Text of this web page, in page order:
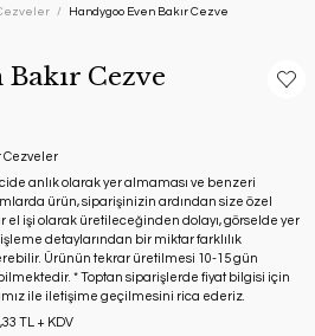
Handygoo Even Bakır Cezve
Cezve
Cezveler
anlık olarak yer almaması ve benzeri
ürün, siparişinizin ardından size özel
el işi olarak üretileceğinden dolayı, görselde yer
detaylarından bir miktar farklılık
Ürünün tekrar üretilmesi 10-15 gün
* Toptan siparişlerde fiyat bilgisi için
ile iletişime geçilmesini rica ederiz.
TL + KDV